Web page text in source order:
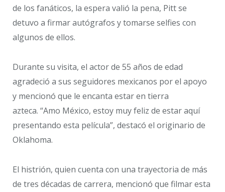
de los fanáticos, la espera valió la pena, Pitt se
detuvo a firmar autógrafos y tomarse selfies con
algunos de ellos.
Durante su visita, el actor de 55 años de edad
agradeció a sus seguidores mexicanos por el apoyo
y mencionó que le encanta estar en tierra
azteca. “Amo México, estoy muy feliz de estar aquí
presentando esta película”, destacó el originario de
Oklahoma.
El histrión, quien cuenta con una trayectoria de más
de tres décadas de carrera, mencionó que filmar esta